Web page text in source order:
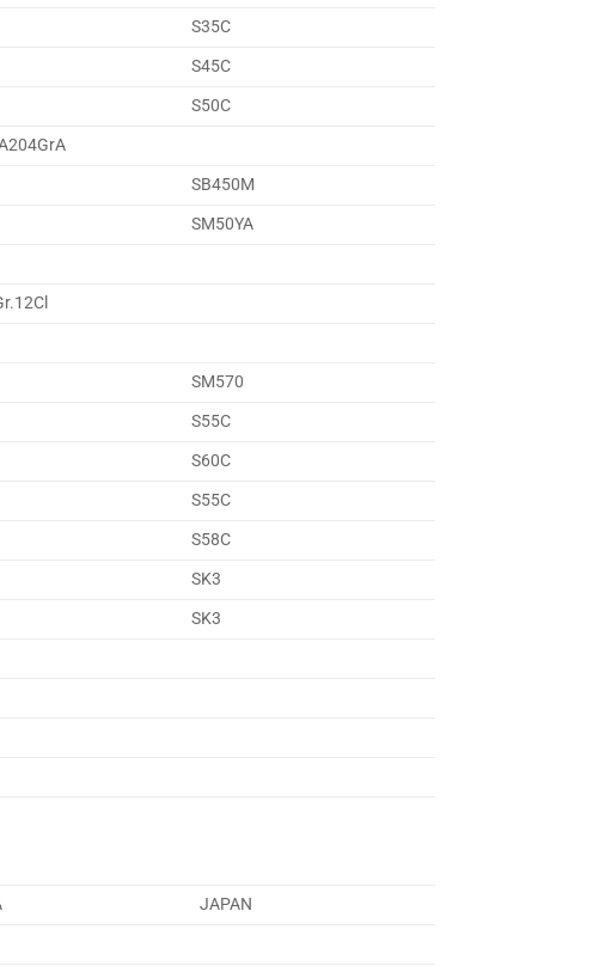
S35C
S45C
S50C
SB450M
SM50YA
SM570
S55C
S60C
S55C
S58C
SK3
SK3
JAPAN